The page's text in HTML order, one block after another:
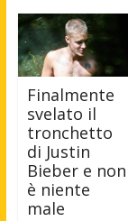
Finalmente
svelato il
tronchetto
di Justin
Bieber e non
è niente
male